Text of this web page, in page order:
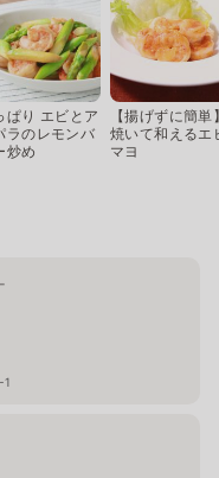
ぱり エビとア
ラのレモンバ
炒め
【揚げずに簡単
焼いて和えるエ
マヨ
1